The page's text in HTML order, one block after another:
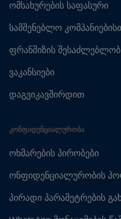
ომსახურების საფასური
სამშენებლო
ფრანშიზის
ვაკანსიები
დაგვიკავშირდით
ᲙᲝᲜᲤᲘᲓᲔᲜᲪᲘᲐᲚᲣᲠᲝᲑᲐ
ოხმარების პირობები
ონფიდენციალურობის
პირადი პარამეტრების